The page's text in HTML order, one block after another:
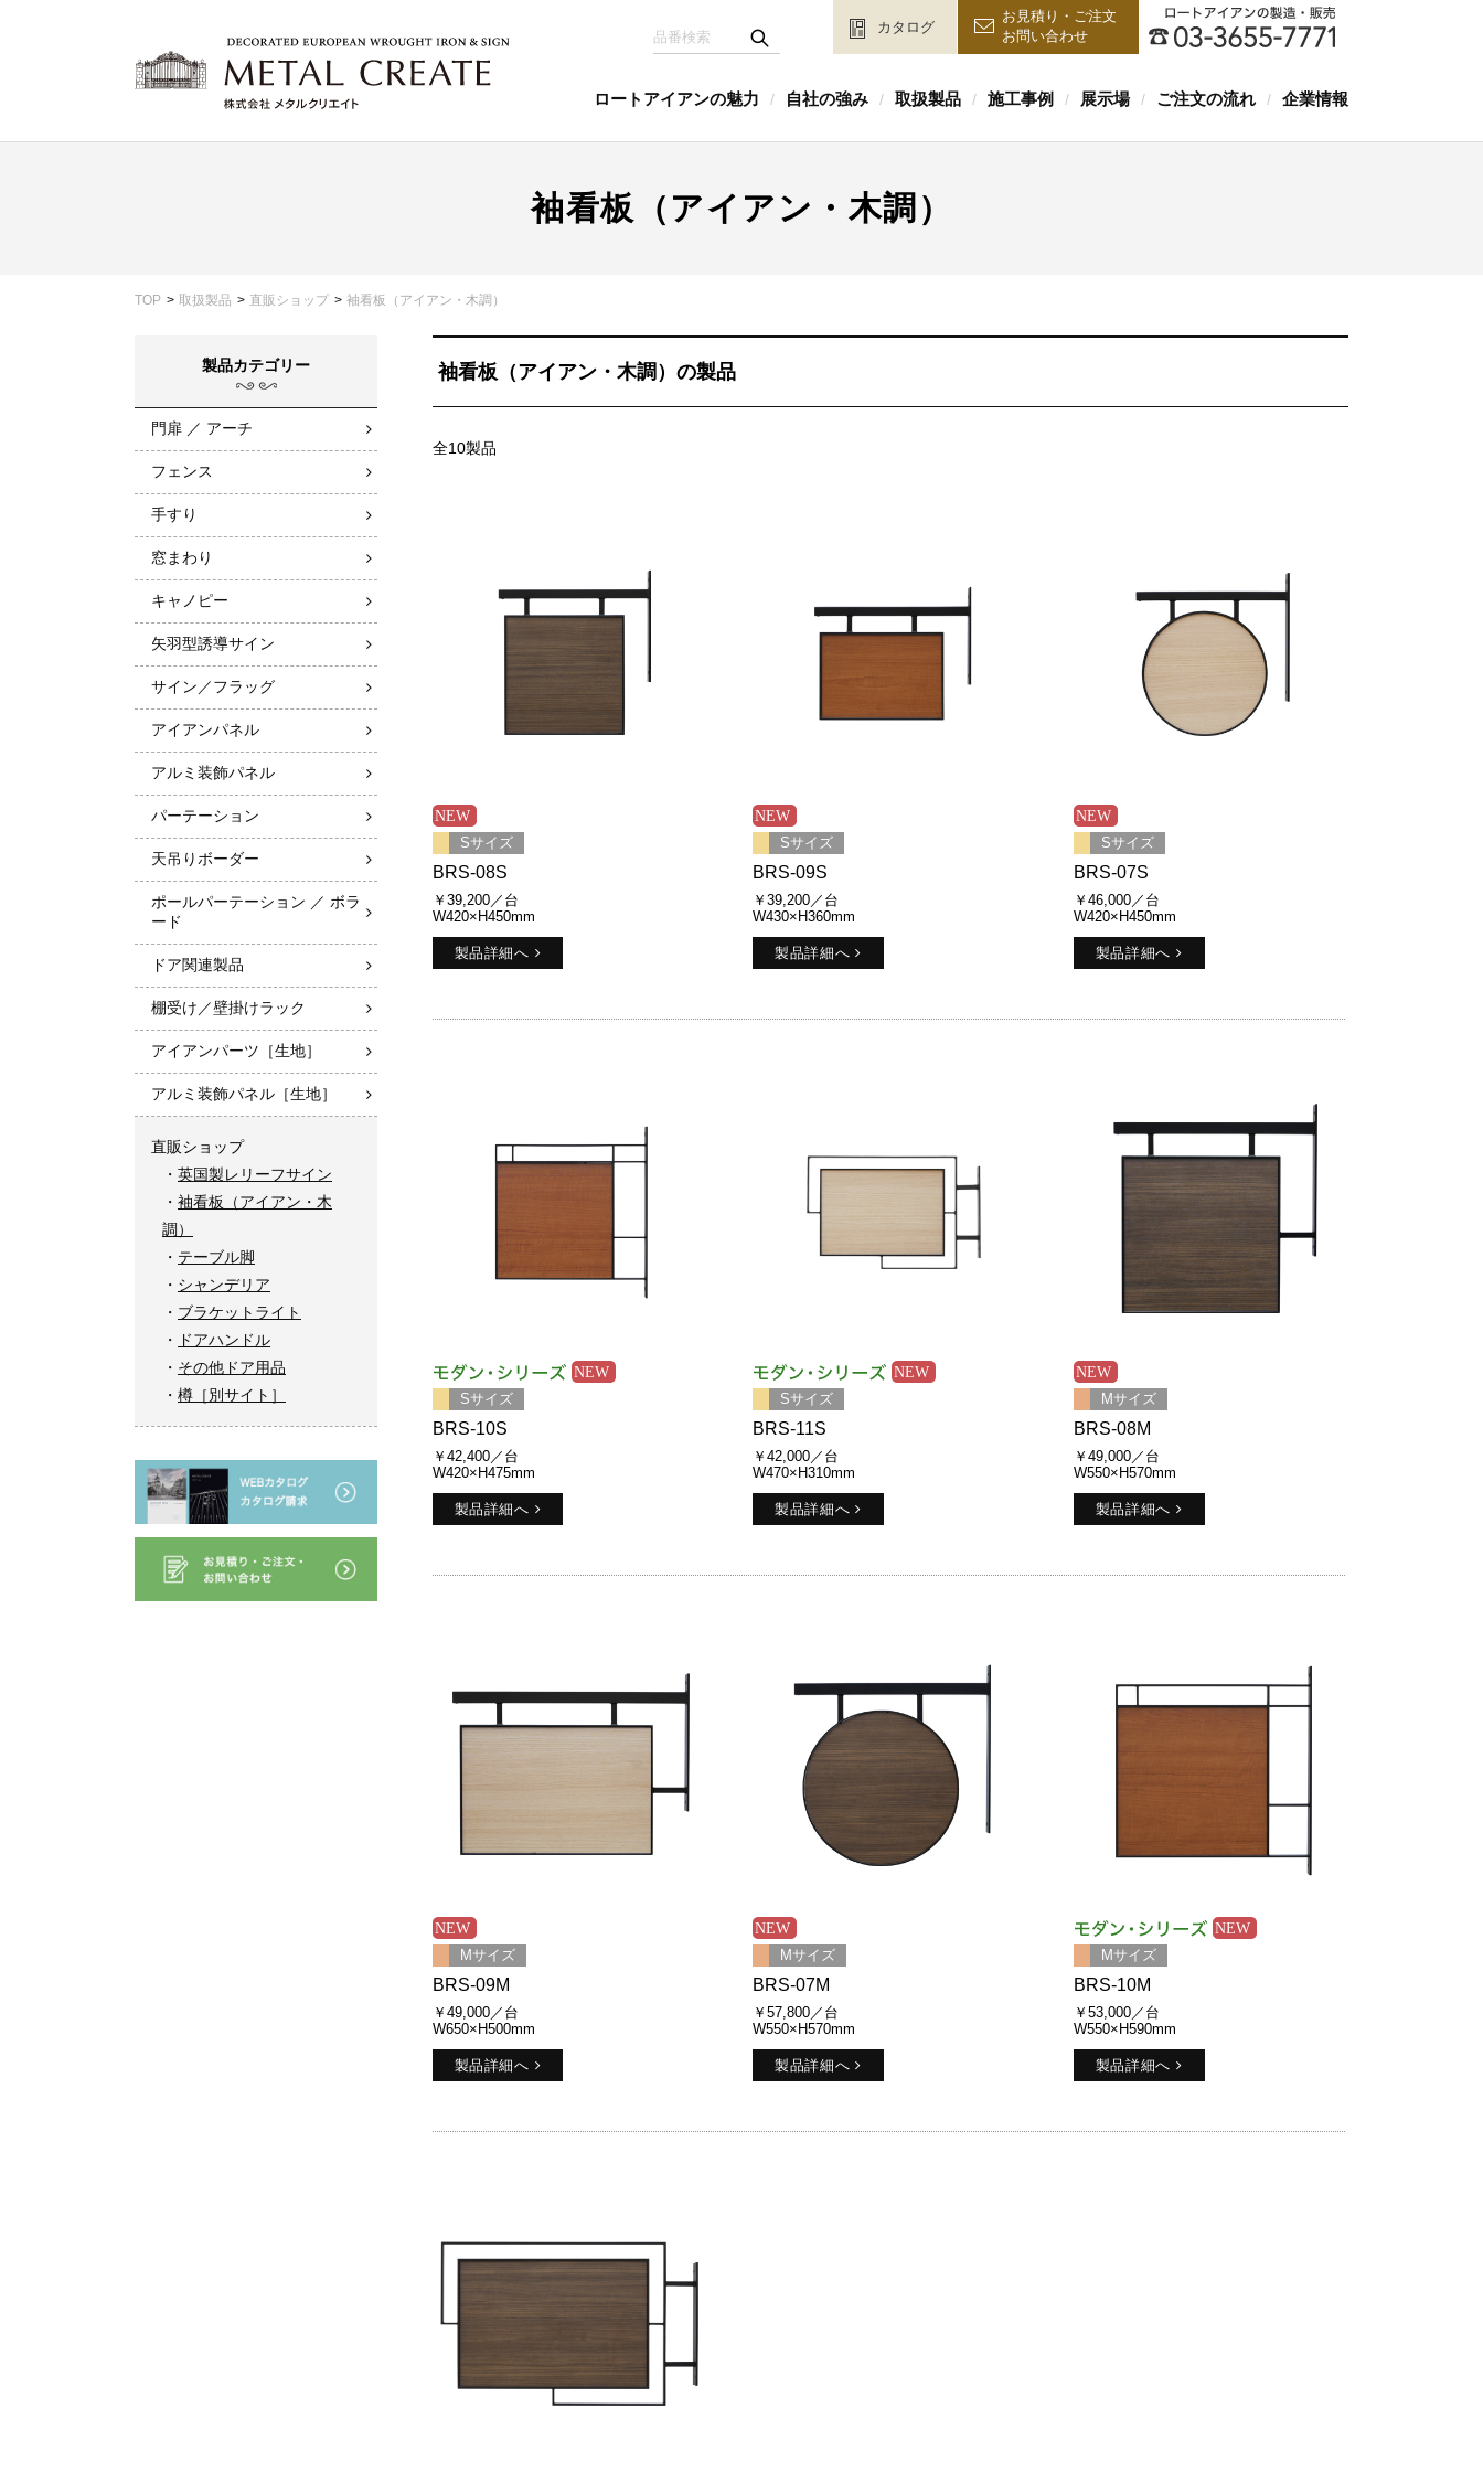
カタログ
お見積り・ご注文
お問い合わせ
ロートアイアンの魅力 / 自社の強み / 取扱製品 / 施工事例 / 展示場 / ご注文の流れ / 企業情報
袖看板（アイアン・木調）
TOP 取扱製品 直販ショップ 袖看板（アイアン・木調）
袖看板（アイアン・木調）の製品
全10製品
Sサイズ
BRS-08S
￥39,200／台
W420×H450mm
製品詳細へ
Sサイズ
BRS-09S
￥39,200／台
W430×H360mm
製品詳細へ
Sサイズ
BRS-07S
￥46,000／台
W420×H450mm
製品詳細へ
Sサイズ
BRS-10S
￥42,400／台
W420×H475mm
製品詳細へ
Sサイズ
BRS-11S
￥42,000／台
W470×H310mm
製品詳細へ
Mサイズ
BRS-08M
￥49,000／台
W550×H570mm
製品詳細へ
Mサイズ
BRS-09M
￥49,000／台
W650×H500mm
製品詳細へ
Mサイズ
BRS-07M
￥57,800／台
W550×H570mm
製品詳細へ
Mサイズ
BRS-10M
￥53,000／台
W550×H590mm
製品詳細へ
製品カテゴリー
門扉 ／ アーチ
フェンス
手すり
窓まわり
キャノピー
矢羽型誘導サイン
サイン／フラッグ
アイアンパネル
アルミ装飾パネル
パーテーション
天吊りボーダー
ポールパーテーション ／ ボラ
ード
ドア関連製品
棚受け／壁掛けラック
アイアンパーツ［生地］
アルミ装飾パネル［生地］
直販ショップ
英国製レリーフサイン
袖看板（アイアン・木
調）
テーブル脚
シャンデリア
ブラケットライト
ドアハンドル
その他ドア用品
樽［別サイト］